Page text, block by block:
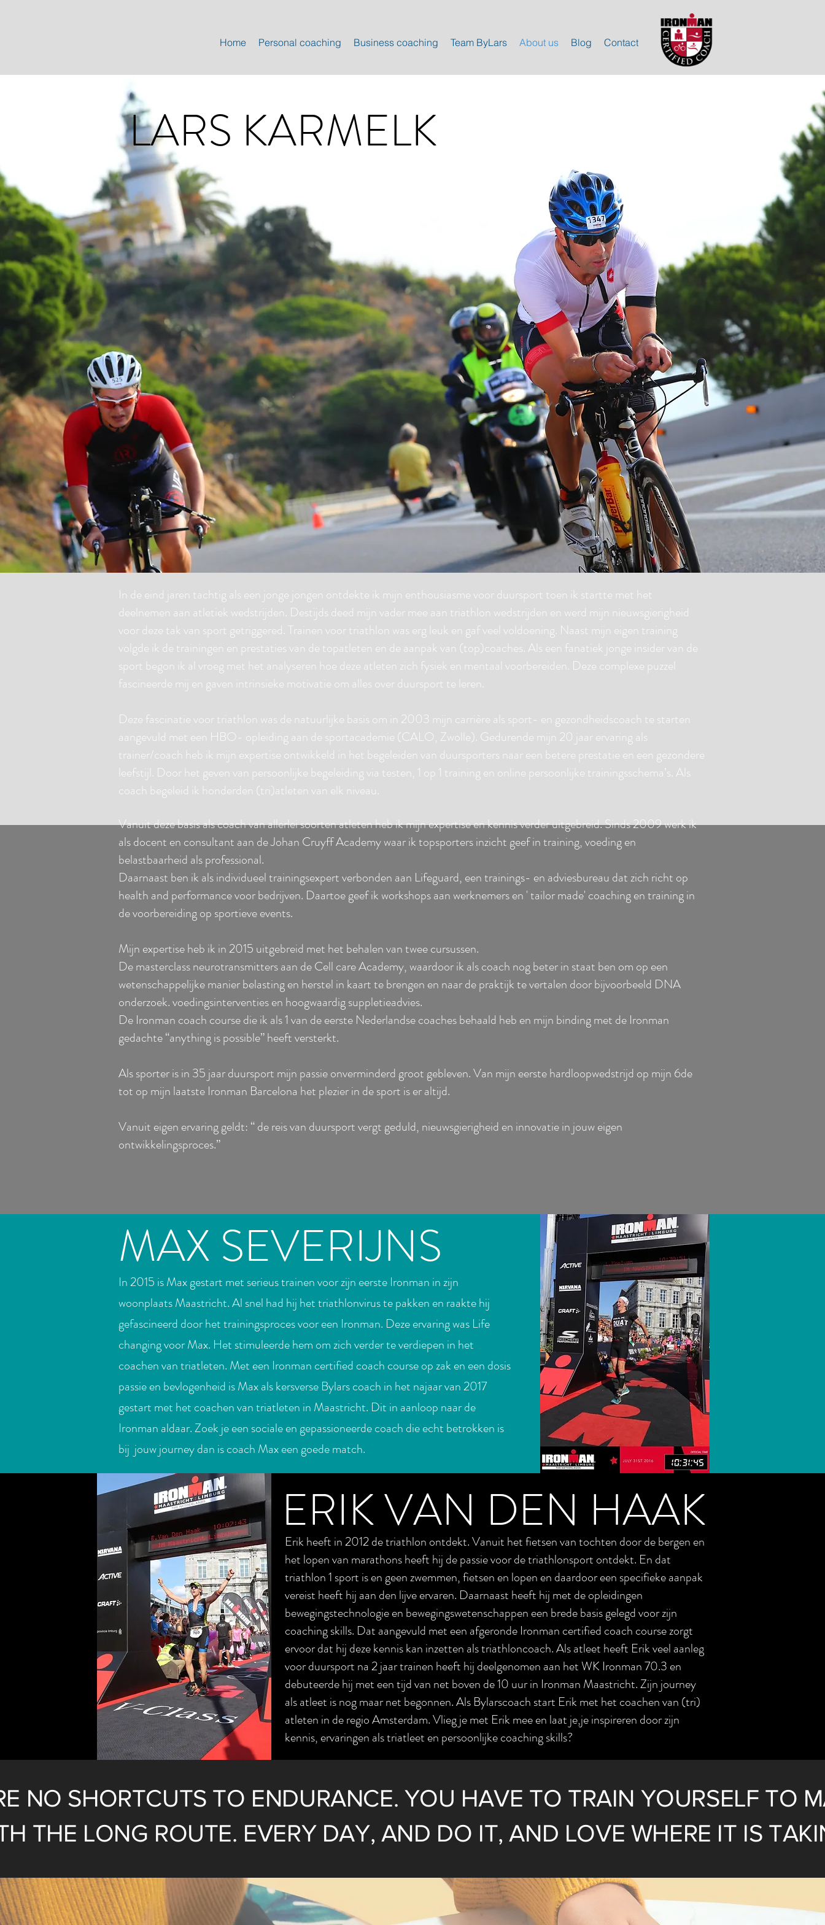
Home Personal coaching Business coaching Team ByLars About us Blog Contact
LARS KARMELK
Vanuit deze basis als coach van allerlei soorten atleten heb ik mijn expertise en kennis verder uitgebreid. Sinds 2009 werk ik
als docent en consultant aan de Johan Cruyff Academy waar ik topsporters inzicht geef in training, voeding en
belastbaarheid als professional.
Daarnaast ben ik als individueel trainingsexpert verbonden aan Lifeguard, een trainings- en adviesbureau dat zich richt op
health and performance voor bedrijven. Daartoe geef ik workshops aan werknemers en ' tailor made' coaching en training in
de voorbereiding op sportieve events.
Mijn expertise heb ik in 2015 uitgebreid met het behalen van twee cursussen.
De masterclass neurotransmitters aan de Cell care Academy, waardoor ik als coach nog beter in staat ben om op een
wetenschappelijke manier belasting en herstel in kaart te brengen en naar de praktijk te vertalen door bijvoorbeeld DNA
onderzoek. voedingsinterventies en hoogwaardig suppletieadvies.
De Ironman coach course die ik als 1 van de eerste Nederlandse coaches behaald heb en mijn binding met de Ironman
gedachte “anything is possible” heeft versterkt.
Als sporter is in 35 jaar duursport mijn passie onverminderd groot gebleven. Van mijn eerste hardloopwedstrijd op mijn 6de
tot op mijn laatste Ironman Barcelona het plezier in de sport is er altijd.
Vanuit eigen ervaring geldt: “ de reis van duursport vergt geduld, nieuwsgierigheid en innovatie in jouw eigen
ontwikkelingsproces.”
In de eind jaren tachtig als een jonge jongen ontdekte ik mijn enthousiasme voor duursport toen ik startte met het
deelnemen aan atletiek wedstrijden. Destijds deed mijn vader mee aan triathlon wedstrijden en werd mijn nieuwsgierigheid
voor deze tak van sport getriggered. Trainen voor triathlon was erg leuk en gaf veel voldoening. Naast mijn eigen training
volgde ik de trainingen en prestaties van de topatleten en de aanpak van (top)coaches. Als een fanatiek jonge insider van de
sport begon ik al vroeg met het analyseren hoe deze atleten zich fysiek en mentaal voorbereiden. Deze complexe puzzel
fascineerde mij en gaven intrinsieke motivatie om alles over duursport te leren.
Deze fascinatie voor triathlon was de natuurlijke basis om in 2003 mijn carrière als sport- en gezondheidscoach te starten
aangevuld met een HBO- opleiding aan de sportacademie (CALO, Zwolle). Gedurende mijn 20 jaar ervaring als
trainer/coach heb ik mijn expertise ontwikkeld in het begeleiden van duursporters naar een betere prestatie en een gezondere
leefstijl. Door het geven van persoonlijke begeleiding via testen, 1 op 1 training en online persoonlijke trainingsschema’s. Als
coach begeleid ik honderden (tri)atleten van elk niveau.
MAX SEVERIJNS
In 2015 is Max gestart met serieus trainen voor zijn eerste Ironman in zijn
woonplaatsMaastricht. Al snel had hij het triathlonvirus te pakken en raakte hij
gefascineerd door het trainingsproces voor een Ironman. Deze ervaring was Life
changing voor Max. Het stimuleerde hem om zich verder te verdiepen in het
coachen van triatleten. Met een Ironman certified coach course op zak en een dosis
passie en bevlogenheid is Max als kersverse Bylars coach in het najaar van 2017
gestart met het coachen van triatleten in Maastricht. Dit in aanloop naar de
Ironman aldaar. Zoek je een sociale en gepassioneerde coach die echt betrokken is
bij jouw journey dan is coach Max een goede match.
ERIK VAN DEN HAAK
Erik heeft in 2012 de triathlon ontdekt. Vanuit het fietsen van tochten door de bergen en
het lopen van marathons heeft hij de passie voor de triathlonsport ontdekt. En dat
triathlon 1 sport is en geen zwemmen, fietsen en lopen en daardoor een specifieke aanpak
vereist heeft hij aan den lijve ervaren. Daarnaast heeft hij met de opleidingen
bewegingstechnologie en bewegingswetenschappen een brede basis gelegd voor zijn
coaching skills. Dat aangevuld met een afgeronde Ironman certified coach course zorgt
ervoor dat hij deze kennis kan inzetten als triathloncoach. Als atleet heeft Erik veel aanleg
voor duursport na 2 jaar trainen heeft hij deelgenomen aan het WK Ironman 70.3 en
debuteerde hij met een tijd van net boven de 10 uur in Ironman Maastricht. Zijn journey
als atleet is nog maar net begonnen. Als Bylarscoach start Erik met het coachen van (tri)
atleten in de regio Amsterdam. Vlieg je met Erik mee en laat je,je inspireren door zijn
kennis, ervaringen als triatleet en persoonlijke coaching skills?
NO SHORTCUTS TO ENDURANCE. YOU HAVE TO TRAIN YOURSELF TO
THE LONG ROUTE. EVERY DAY, AND DO IT, AND LOVE WHERE IT IS